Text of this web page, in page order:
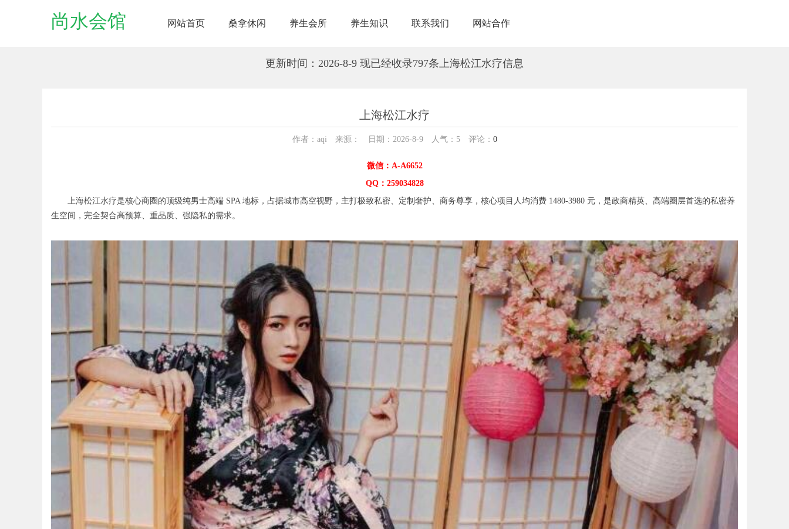
尚水会馆 网站首页 桑拿休闲 养生会所 养生知识 联系我们 网站合作
更新时间：2026-8-9 现已经收录797条上海松江水疗信息
上海松江水疗
作者：aqi 来源： 日期：2026-8-9 人气： 5评论： 0
微信：A-A6652
QQ：259034828
上海松江水疗是核心商圈的顶级纯男士高端 SPA 地标，占据城市高空视野，主打极致私密、定制奢护、商务尊享，核心项目人均消费 1480-3980 元，是政商精英、高端圈层首选的私密养
生空间，完全契合高预算、重品质、强隐私的需求。